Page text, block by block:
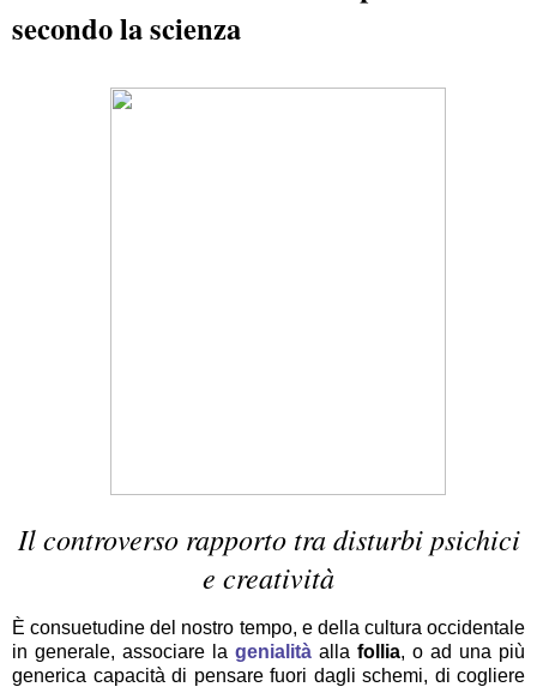
secondo la scienza
Il controverso rapporto tra disturbi psichici
e creatività
È consuetudine del nostro tempo, e della cultura occidentale
in generale, associare la genialità alla follia, o ad una più
generica capacità di pensare fuori dagli schemi, di cogliere